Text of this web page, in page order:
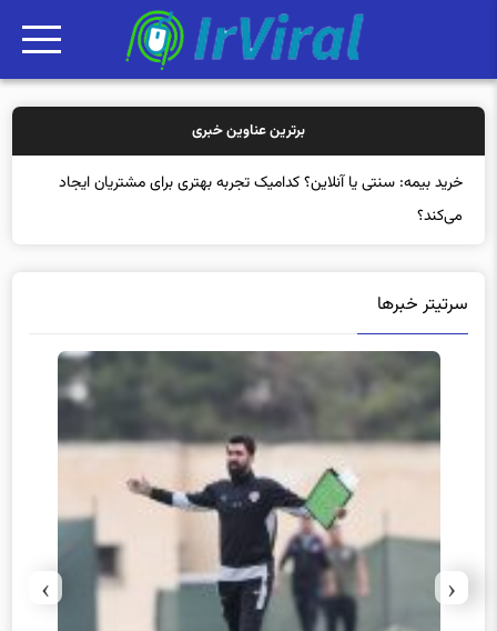
برترین عناوین خبری
خرید بیم